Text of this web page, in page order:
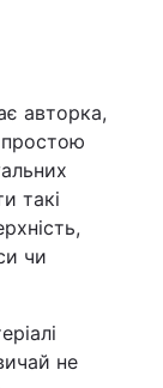
авторка,
простою
такі
чи
не